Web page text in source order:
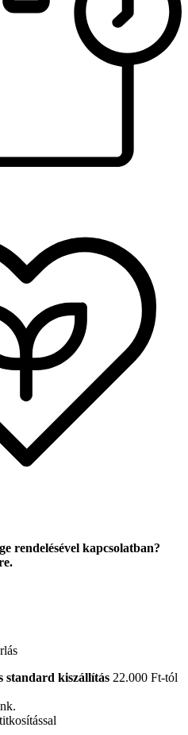
rendelésével kapcsolatban?
standard kiszállítás 22.000 Ft-tól